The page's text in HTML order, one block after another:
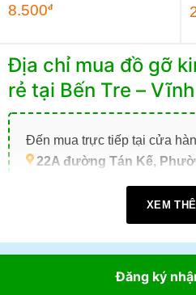
8.500đ
Địa chỉ mua đồ gỡ
rẻ tại Bến Tre –
Đến mua trực tiếp tại cửa
22A đường Tán Kế,
07h30 - 17h30
Đặt mua online tại website
Đặt mua qua điện thoại:
XEM
Đăng ký